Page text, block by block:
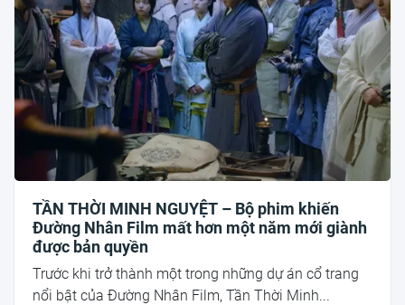
TẦN THỜI MINH NGUYỆT – Bộ phim khiến
Đường Nhân Film mất hơn một năm mới giành
được bản quyền
Trước khi trở thành một trong những dự án cổ trang
nổi bật của Đường Nhân Film, Tần Thời Minh...